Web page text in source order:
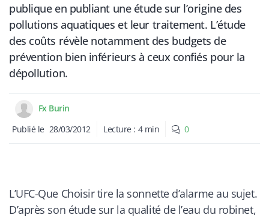
publique en publiant une étude sur l’origine des
pollutions aquatiques et leur traitement. L’étude
des coûts révèle notamment des budgets de
prévention bien inférieurs à ceux confiés pour la
dépollution.
Fx Burin
Publié le 28/03/2012 Lecture : 4 min 0
L’UFC-Que Choisir tire la sonnette d’alarme au sujet.
D’après son étude sur la qualité de l’eau du robinet,